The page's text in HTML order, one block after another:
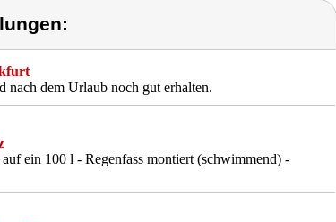
dem Urlaub noch gut erhalten.
ein 100 l - Regenfass montiert (schwimmend) -